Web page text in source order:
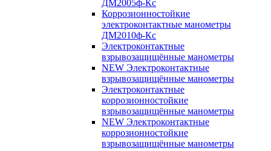
ДМ2005ф-Кс
Коррозионностойкие
электроконтактные манометры
ДМ2010ф-Кс
Электроконтактные
взрывозащищённые манометры
NEW Электроконтактные
взрывозащищённые манометры
Электроконтактные
коррозионностойкие
взрывозащищённые манометры
NEW Электроконтактные
коррозионностойкие
взрывозащищённые манометры